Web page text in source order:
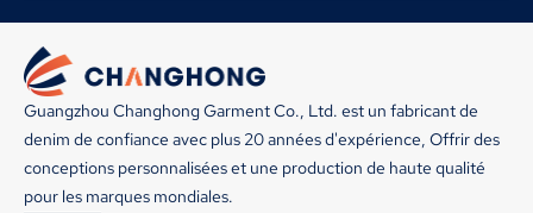
Guangzhou Changhong Garment Co., Ltd. est un fabricant de
denim de confiance avec plus 20 années d'expérience, Offrir des
conceptions personnalisées et une production de haute qualité
pour les marques mondiales.